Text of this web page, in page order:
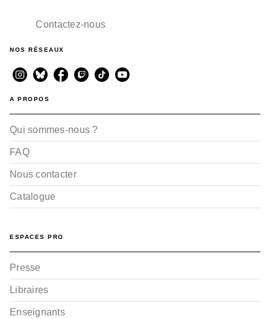
Contactez-nous
NOS RÉSEAUX
A PROPOS
Qui sommes-nous ?
FAQ
Nous contacter
Catalogue
ESPACES PRO
Presse
Libraires
Enseignants